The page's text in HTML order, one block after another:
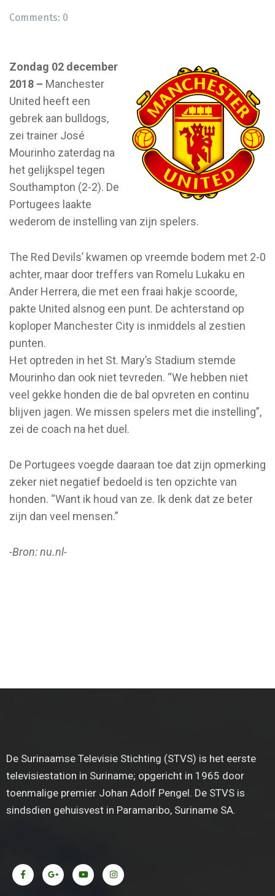
Comments: 0
Zondag 02 december
2018 – Manchester
United heeft een
gebrek aan bulldogs,
zei trainer José
Mourinho zaterdag na
het gelijkspel tegen
Southampton (2-2). De
Portugees laakte
wederom de instelling van zijn spelers.
The Red Devils’ kwamen op vreemde bodem met 2-0
achter, maar door treffers van Romelu Lukaku en
Ander Herrera, die met een fraai hakje scoorde,
pakte United alsnog een punt. De achterstand op
koploper Manchester City is inmiddels al zestien
punten.
Het optreden in het St. Mary’s Stadium stemde
Mourinho dan ook niet tevreden. “We hebben niet
veel gekke honden die de bal opvreten en continu
blijven jagen. We missen spelers met die instelling”,
zei de coach na het duel.
De Portugees voegde daaraan toe dat zijn opmerking
zeker niet negatief bedoeld is ten opzichte van
honden. “Want ik houd van ze. Ik denk dat ze beter
zijn dan veel mensen.”
-Bron: nu.nl-
De Surinaamse Televisie Stichting (STVS) is het eerste
televisiestation in Suriname; opgericht in 1965 door
toenmalige premier Johan Adolf Pengel. De STVS is
sindsdien gehuisvest in Paramaribo, Suriname SA.